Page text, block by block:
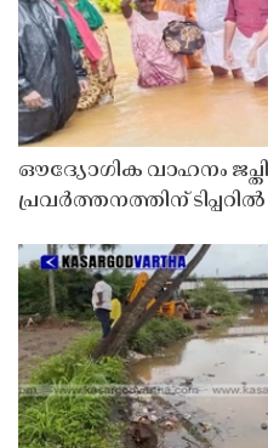
ഔദ്യോഗിക വാഹനം
പ്രവർത്തനത്തിന്